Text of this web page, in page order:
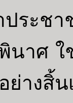
ประช
นาศ
ย่างสิ้น